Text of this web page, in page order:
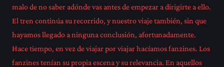
malo de no saber adónde vas antes de empezar a dirigirte a ello.
El tren continúa su recorrido, y nuestro viaje también, sin que
hayamos llegado a ninguna conclusión, afortunadamente.
Hace tiempo, en vez de viajar por viajar hacíamos fanzines. Los
fanzines tenían su propia escena y su relevancia. En aquellos